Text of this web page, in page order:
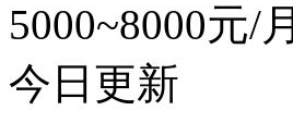
5000~8000元/月
今日更新